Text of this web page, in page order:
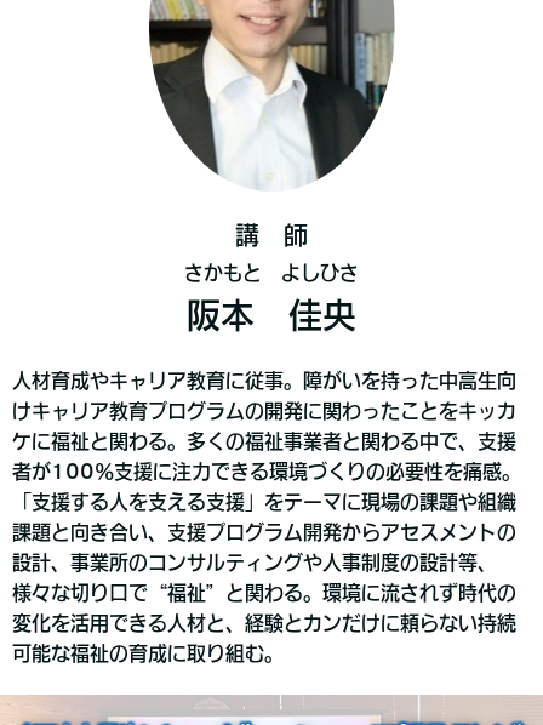
講 師
さかもと よしひさ
阪本 佳央
人材育成やキャリア教育に従事。障がいを持った中高生向
けキャリア教育プログラムの開発に関わったことをキッカ
ケに福祉と関わる。多くの福祉事業者と関わる中で、支援
者が100%支援に注力できる環境づくりの必要性を痛感。
「支援する人を支える支援」をテーマに現場の課題や組織
課題と向き合い、支援プログラム開発からアセスメントの
設計、事業所のコンサルティングや人事制度の設計等、
様々な切り口で“福祉”と関わる。環境に流されず時代の
変化を活用できる人材と、経験とカンだけに頼らない持続
可能な福祉の育成に取り組む。